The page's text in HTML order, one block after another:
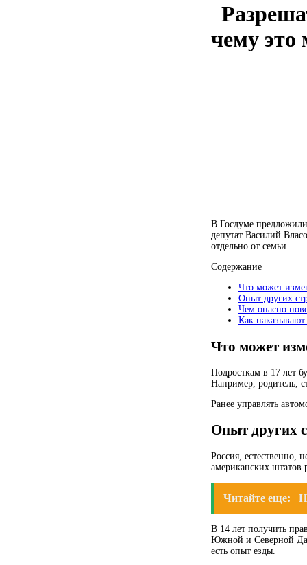
чему это
В Госдуме
депутат Василий
отдельно от семьи.
Содержание
Что может
Опыт других
Чем опасно
Как
Что может
Подросткам в 17 лет
Например, родитель,
Ранее управлять
Опыт других
Россия, естественно,
американских штатов
Читайте еще:
В 14 лет получить
Южной и Северной
есть опыт езды.